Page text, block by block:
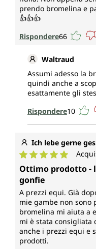
prendo bromelina e
👍👍👍
Rispondere66
Waltraud
Assumi adesso la
quindi anche a
esattamente gli
Rispondere10
Ich lebe gerne
Valutazione media
Ottimo prodotto -
gonfie
A prezzi equi. Già
mie gambe non sono
bromelina mi aiuta a
mi è stata consigliata
anche i prezzi equi e
prodotti.